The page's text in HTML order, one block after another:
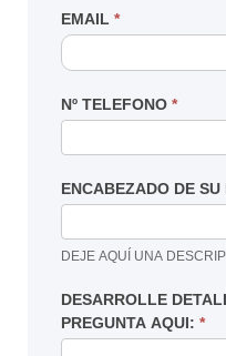
EMAIL *
Nº TELEFONO *
ENCABEZADO DE SU
DEJE AQUÍ UNA
DESARROLLE
PREGUNTA AQUI: *